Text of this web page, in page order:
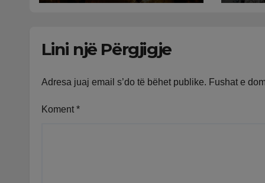
Erërat favorizojnë
Lini një Përgjigje
Adresa juaj email s’do të bëhet publike. Fushat e
Koment *